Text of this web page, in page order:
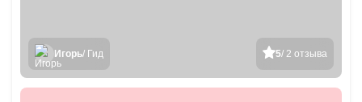
5/ 2 отзыва
Игорь/ Гид